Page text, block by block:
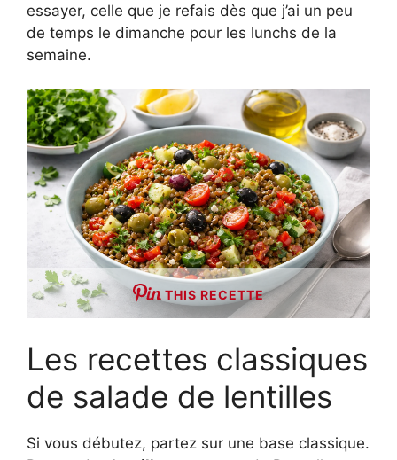
essayer, celle que je refais dès que j’ai un peu
de temps le dimanche pour les lunchs de la
semaine.
THIS RECETTE
Les recettes classiques
de salade de lentilles
Si vous débutez, partez sur une base classique.